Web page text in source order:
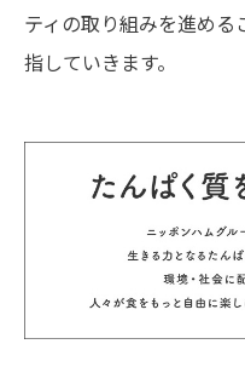
ティの取り組みを進める
指していきます。